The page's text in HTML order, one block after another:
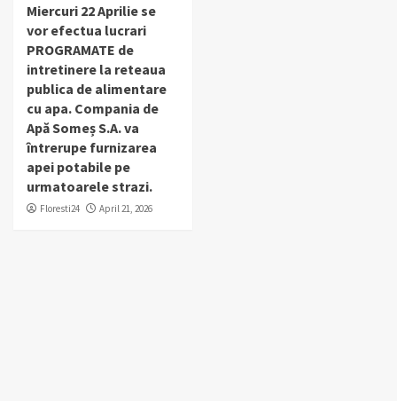
Miercuri 22 Aprilie se
vor efectua lucrari
PROGRAMATE de
intretinere la reteaua
publica de alimentare
cu apa. Compania de
Apă Someș S.A. va
întrerupe furnizarea
apei potabile pe
urmatoarele strazi.
Floresti24 April 21, 2026